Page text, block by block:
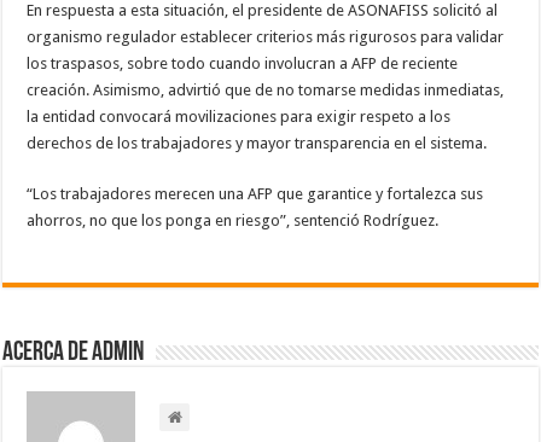
En respuesta a esta situación, el presidente de ASONAFISS solicitó al
organismo regulador establecer criterios más rigurosos para validar
los traspasos, sobre todo cuando involucran a AFP de reciente
creación. Asimismo, advirtió que de no tomarse medidas inmediatas,
la entidad convocará movilizaciones para exigir respeto a los
derechos de los trabajadores y mayor transparencia en el sistema.
“Los trabajadores merecen una AFP que garantice y fortalezca sus
ahorros, no que los ponga en riesgo”, sentenció Rodríguez.
Acerca de admin